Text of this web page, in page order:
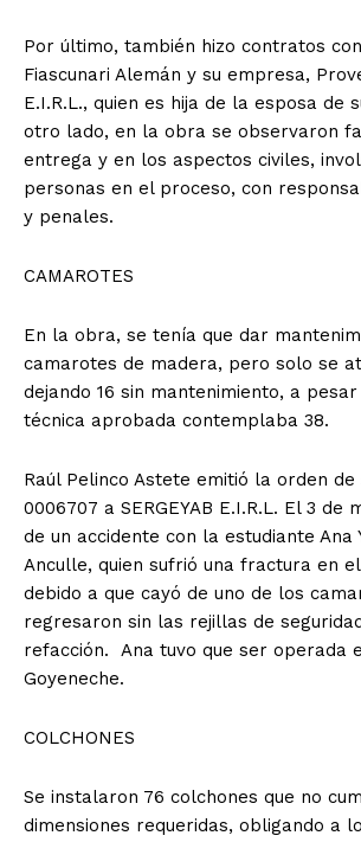
Por último, también hizo contratos
Fiascunari Alemán y su empresa,
E.I.R.L., quien es hija de la esposa de
otro lado, en la obra se observaron
entrega y en los aspectos civiles,
personas en el proceso, con
y penales.
CAMAROTES
En la obra, se tenía que dar
camarotes de madera, pero solo se
dejando 16 sin mantenimiento, a
técnica aprobada contemplaba 38.
Raúl Pelinco Astete emitió la orden de
0006707 a SERGEYAB E.I.R.L. El 3 de
de un accidente con la estudiante Ana
Anculle, quien sufrió una fractura en
debido a que cayó de uno de los
regresaron sin las rejillas de
refacción. Ana tuvo que ser operada
Goyeneche.
COLCHONES
Se instalaron 76 colchones que no
dimensiones requeridas, obligando a